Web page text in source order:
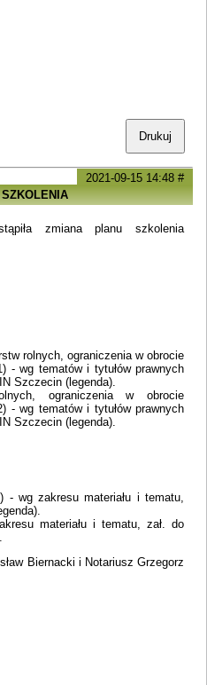
Drukuj
2021-09-15 14:48 #
zmiana planu szkolenia
rolnych, ograniczenia w obrocie
- wg tematów i tytułów prawnych
Szczecin (legenda).
ograniczenia w obrocie
- wg tematów i tytułów prawnych
Szczecin (legenda).
- wg zakresu materiału i tematu,
materiału i tematu, zał. do
Biernacki i Notariusz Grzegorz